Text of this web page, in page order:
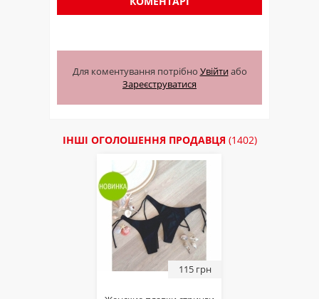
Для коментування потрібно Увійтиабо
Зареєструватися
ІНШІ ОГОЛОШЕННЯ ПРОДАВЦЯ (1402)
115 грн